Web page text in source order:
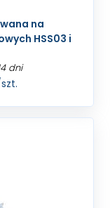
na
HSS03 i
dni